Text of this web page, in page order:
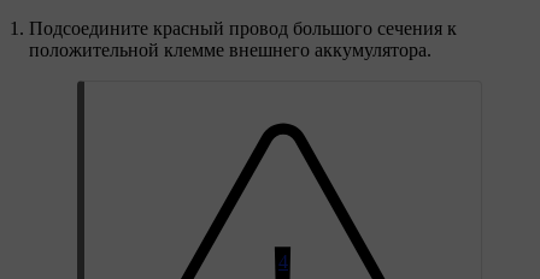
4
Подсоедините красный провод большого сечения к
положительной клемме внешнего аккумулятора.